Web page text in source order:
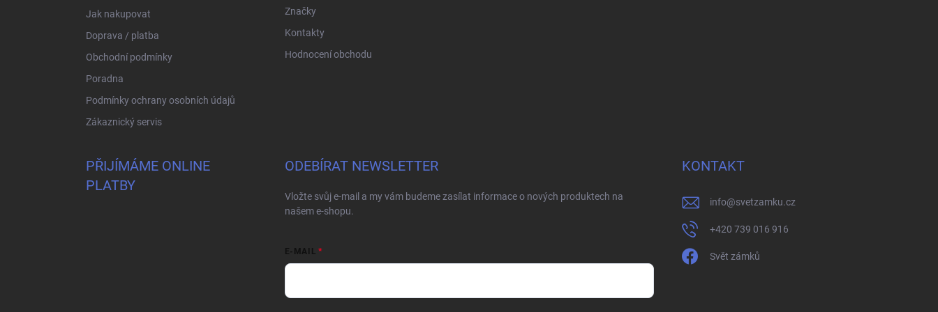
Jak nakupovat
Doprava / platba
Obchodní podmínky
Poradna
Podmínky ochrany osobních údajů
Zákaznický servis
Značky
Kontakty
Hodnocení obchodu
PŘIJÍMÁME ONLINE
PLATBY
ODEBÍRAT NEWSLETTER
Vložte svůj e-mail a my vám budeme zasílat informace o nových produktech na
našem e-shopu.
E-MAIL
KONTAKT
info@svetzamku.cz
+420 739 016 916
Svět zámků